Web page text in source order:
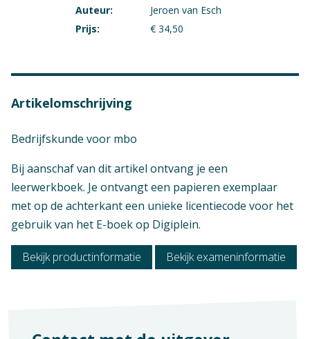
Auteur:
Jeroen van Esch
Prijs:
€ 34,50
Artikelomschrijving
Bedrijfskunde voor mbo
Bij aanschaf van dit artikel ontvang je een
leerwerkboek. Je ontvangt een papieren exemplaar
met op de achterkant een unieke licentiecode voor het
gebruik van het E-boek op Digiplein.
Bekijk productinformatie Bekijk exameninformatie